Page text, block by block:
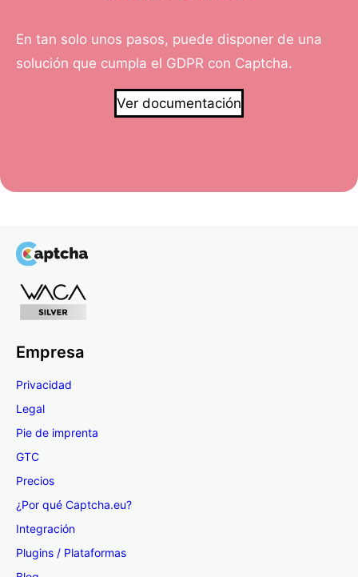
En tan solo unos pasos, puede disponer de una
solución que cumpla el GDPR con Captcha.
Ver documentación
Empresa
Privacidad
Legal
Pie de imprenta
GTC
Precios
¿Por qué Captcha.eu?
Integración
Plugins / Plataformas